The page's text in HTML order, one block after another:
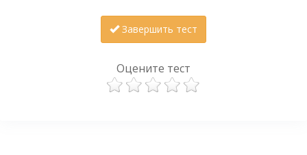
Завершить тест
Оцените тест